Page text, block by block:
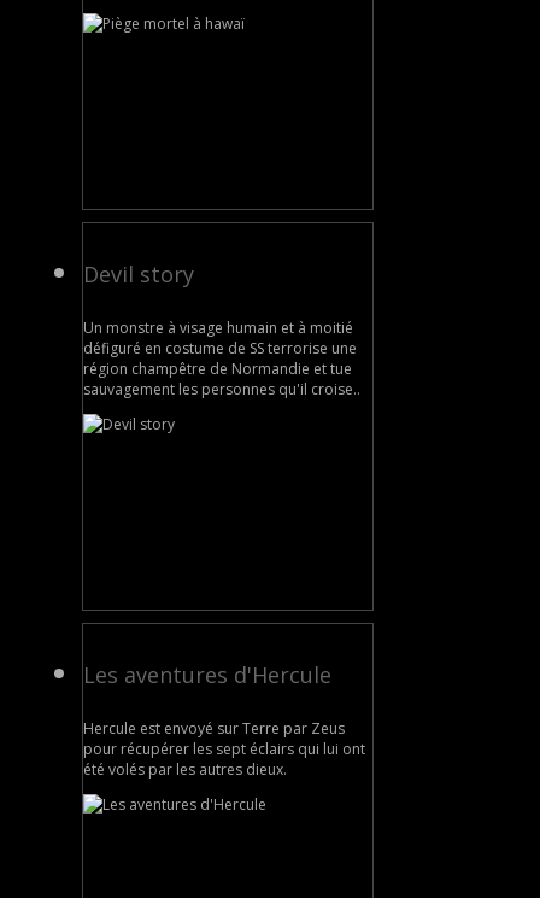
Devil story
Un monstre à visage humain et à moitié
défiguré en costume de SS terrorise une
région champêtre de Normandie et tue
sauvagement les personnes qu'il croise..
Les aventures d'Hercule
Hercule est envoyé sur Terre par Zeus
pour récupérer les sept éclairs qui lui ont
été volés par les autres dieux.